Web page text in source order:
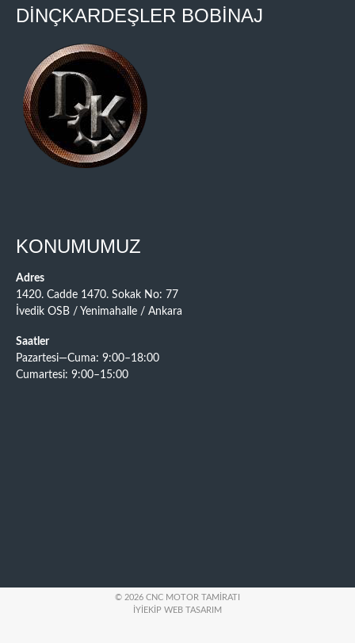
DİNÇKARDEŞLER BOBİNAJ
KONUMUMUZ
Adres
1420. Cadde 1470. Sokak No: 77
İvedik OSB / Yenimahalle / Ankara
Saatler
Pazartesi—Cuma: 9:00–18:00
Cumartesi: 9:00–15:00
© 2026 CNC MOTOR TAMIRATI
İYIEKIP WEB TASARIM